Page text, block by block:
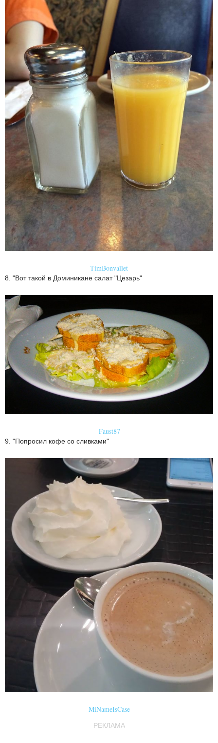
TimBonvallet
8. "Вот такой в Доминикане салат "Цезарь"
Faust87
9. "Попросил кофе со сливками"
MiNameIsCase
РЕКЛАМА